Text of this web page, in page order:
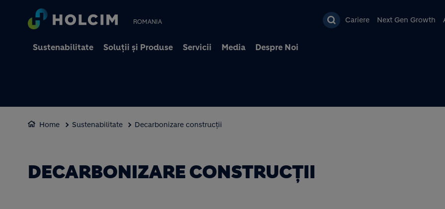
Mergi la conţinutul
ROMANIA Cariere Next Gen Growth
Sustenabilitate Soluții și Produse Servicii Media Despre Noi
Home Sustenabilitate Decarbonizare construcții
DECARBONIZARE CONSTRUCȚII